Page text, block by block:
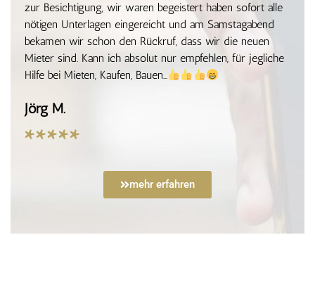
zur Besichtigung, wir waren begeistert haben sofort alle
nötigen Unterlagen eingereicht und am Samstagabend
bekamen wir schon den Rückruf, dass wir die neuen
Mieter sind. Kann ich absolut nur empfehlen, für jegliche
Hilfe bei Mieten, Kaufen, Bauen...
Jörg M.
*****
mehr erfahren